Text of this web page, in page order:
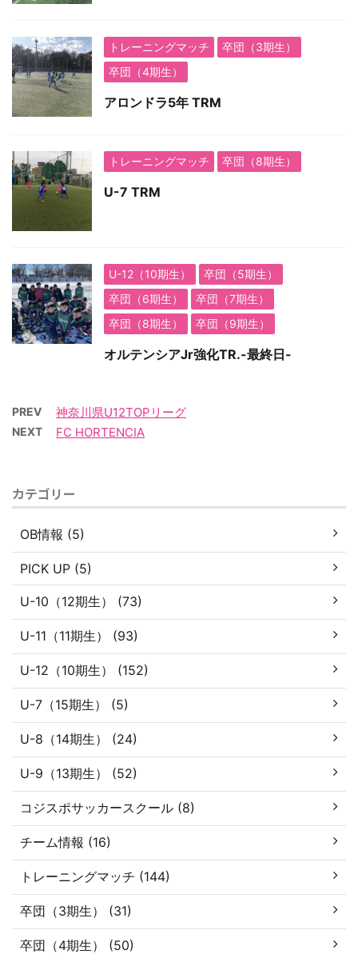
トレーニングマッチ
卒団（3期生）
卒団（4期生）
アロンドラ5年 TRM
トレーニングマッチ 卒団（8期生）
U-7 TRM
U-12（10期生）
卒団（5期生）
卒団（6期生）
卒団（7期生）
卒団（8期生）
卒団（9期生）
オルテンシアJr強化TR.-最終日-
PREV 神奈川県U12TOPリーグ
NEXT FC HORTENCIA
カテゴリー
OB情報 (5)
PICK UP (5)
U-10（12期生） (73)
U-11（11期生） (93)
U-12（10期生） (152)
U-7（15期生） (5)
U-8（14期生） (24)
U-9（13期生） (52)
コジスポサッカースクール (8)
チーム情報 (16)
トレーニングマッチ (144)
卒団（3期生） (31)
卒団（4期生） (50)